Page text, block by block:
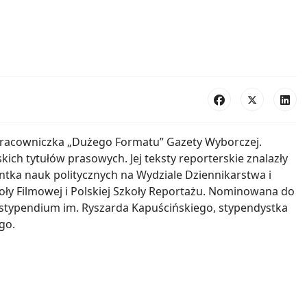
„Dużego Formatu” Gazety Wyborczej.
tytułów prasowych. Jej teksty reporterskie znalazły
nauk politycznych na Wydziale Dziennikarstwa i
Filmowej i Polskiej Szkoły Reportażu. Nominowana do
im. Ryszarda Kapuścińskiego, stypendystka